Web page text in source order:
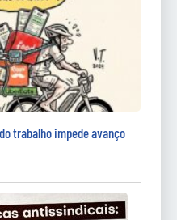
trabalho impede avanço